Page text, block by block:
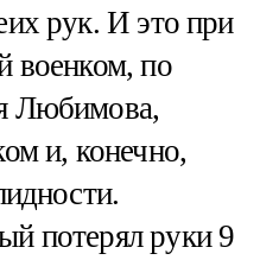
рук. И это при
военком, по
Любимова,
и, конечно,
потерял руки 9